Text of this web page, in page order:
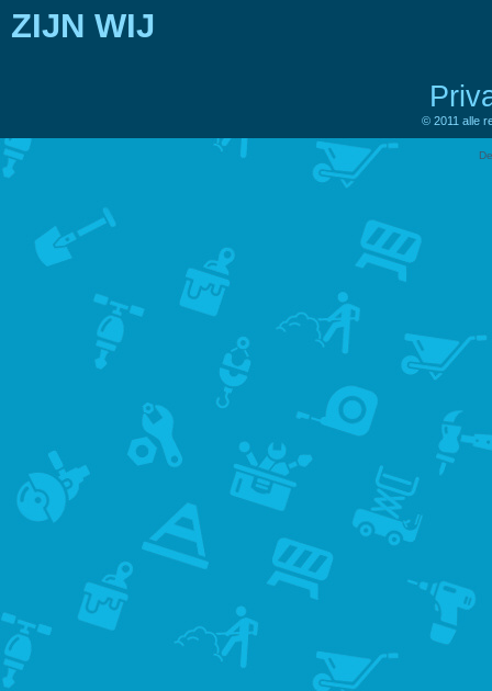
ZIJN WIJ
© 2011 alle